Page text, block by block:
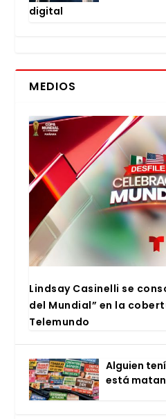
digi­tal
MEDIOS
Lind­say Casi­ne­lli se
del Mun­dial” en la
Tele­mun­do
Alguien
está